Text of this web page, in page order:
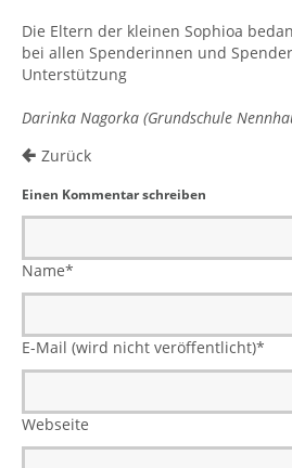
Die Eltern der kleinen Sophioa
bei allen Spenderinnen und
Unterstützung
Darinka Nagorka (Grundschule
Zurück
Einen Kommentar schreiben
Name*
E-Mail (wird nicht veröffentlicht)*
Webseite